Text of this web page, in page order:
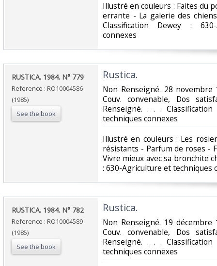
‎Illustré en couleurs : Faites du
errante - La galerie des
Classification Dewey :
connexes‎
‎RUSTICA. 1984. N° 779‎
Reference : RO10004586
(1985)
See the book
‎Rustica.‎
‎Non Renseigné. 28
Couv. convenable, Dos
Renseigné. . . .
techniques connexes‎
‎Illustré en couleurs : Les
résistants - Parfum de roses -
Vivre mieux avec sa bronchite
: 630-Agriculture et techniques
‎RUSTICA. 1984. N° 782‎
Reference : RO10004589
(1985)
See the book
‎Rustica.‎
‎Non Renseigné. 19
Couv. convenable, Dos
Renseigné. . . .
techniques connexes‎